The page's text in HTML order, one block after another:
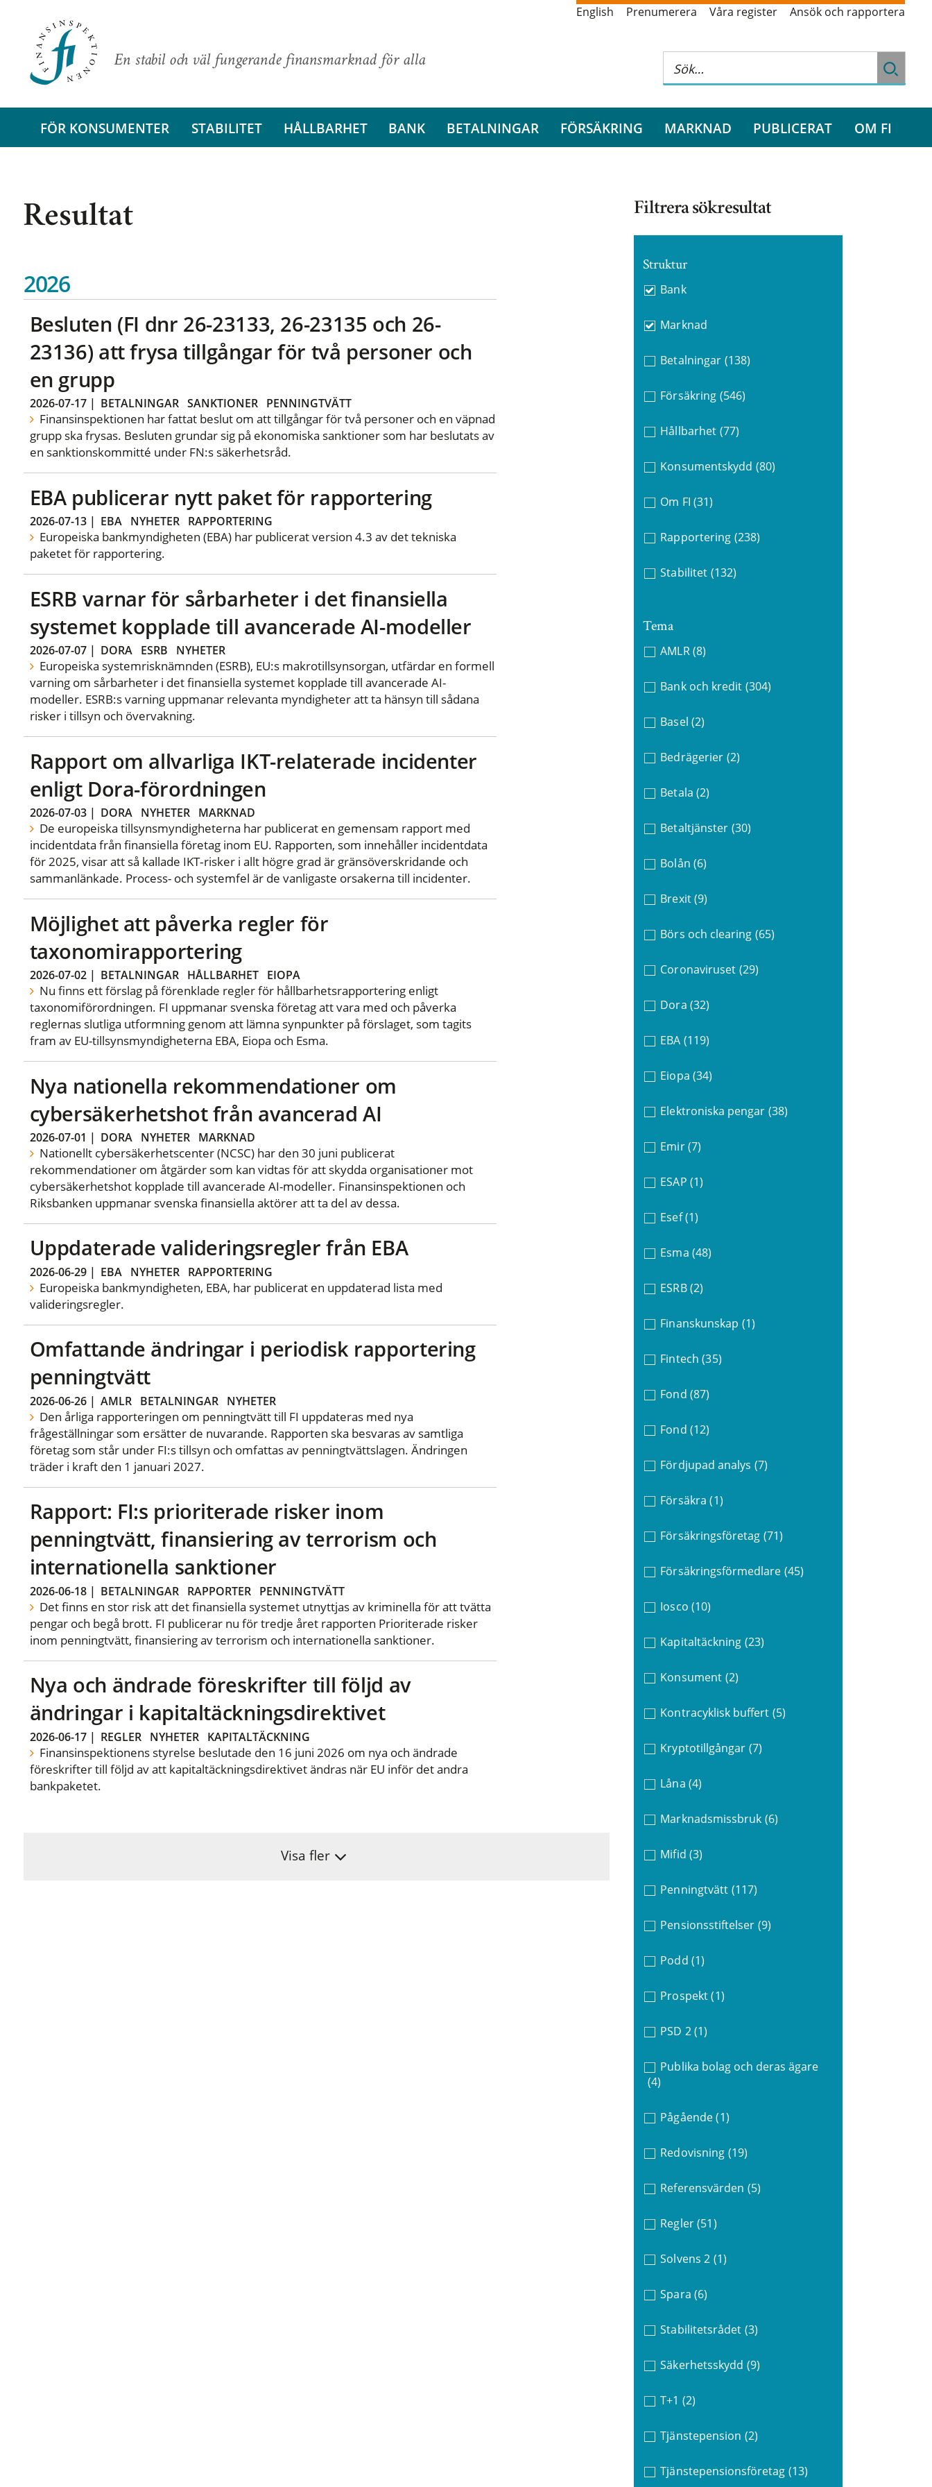
En stabil och väl fungerande finansmarknad för alla
English Prenumerera Våra register Ansök och rapportera
FÖR KONSUMENTER STABILITET HÅLLBARHET BANK BETALNINGAR FÖRSÄKRING MARKNAD PUBLICERAT OM FI
Resultat
2026
Besluten (FI dnr 26-23133, 26-23135 och 26-
23136) att frysa tillgångar för två personer och
en grupp
2026-07-17| BETALNINGAR SANKTIONER PENNINGTVÄTT
Finansinspektionen har fattat beslut om att tillgångar för två personer och en väpnad
grupp ska frysas. Besluten grundar sig på ekonomiska sanktioner som har beslutats av
en sanktionskommitté under FN:s säkerhetsråd.
EBA publicerar nytt paket för rapportering
2026-07-13| EBA NYHETER RAPPORTERING
Europeiska bankmyndigheten (EBA) har publicerat version 4.3 av det tekniska
paketet för rapportering.
ESRB varnar för sårbarheter i det finansiella
systemet kopplade till avancerade AI-modeller
2026-07-07| DORA ESRB NYHETER
Europeiska systemrisknämnden (ESRB), EU:s makrotillsynsorgan, utfärdar en formell
varning om sårbarheter i det finansiella systemet kopplade till avancerade AI-
modeller. ESRB:s varning uppmanar relevanta myndigheter att ta hänsyn till sådana
risker i tillsyn och övervakning.
Rapport om allvarliga IKT-relaterade incidenter
enligt Dora-förordningen
2026-07-03| DORA NYHETER MARKNAD
De europeiska tillsynsmyndigheterna har publicerat en gemensam rapport med
incidentdata från finansiella företag inom EU. Rapporten, som innehåller incidentdata
för 2025, visar att så kallade IKT‑risker i allt högre grad är gränsöverskridande och
sammanlänkade. Process- och systemfel är de vanligaste orsakerna till incidenter.
Möjlighet att påverka regler för
taxonomirapportering
2026-07-02| BETALNINGAR HÅLLBARHET EIOPA
Nu finns ett förslag på förenklade regler för hållbarhetsrapportering enligt
taxonomiförordningen. FI uppmanar svenska företag att vara med och påverka
reglernas slutliga utformning genom att lämna synpunkter på förslaget, som tagits
fram av EU-tillsynsmyndigheterna EBA, Eiopa och Esma.
Nya nationella rekommendationer om
cybersäkerhetshot från avancerad AI
2026-07-01 | DORA NYHETER MARKNAD
Nationellt cybersäkerhetscenter (NCSC) har den 30 juni publicerat
rekommendationer om åtgärder som kan vidtas för att skydda organisationer mot
cybersäkerhetshot kopplade till avancerade AI-modeller. Finansinspektionen och
Riksbanken uppmanar svenska finansiella aktörer att ta del av dessa.
Uppdaterade valideringsregler från EBA
2026-06-29| EBA NYHETER RAPPORTERING
Europeiska bankmyndigheten, EBA, har publicerat en uppdaterad lista med
valideringsregler.
Omfattande ändringar i periodisk rapportering
penningtvätt
2026-06-26| AMLR BETALNINGAR NYHETER
Den årliga rapporteringen om penningtvätt till FI uppdateras med nya
frågeställningar som ersätter de nuvarande. Rapporten ska besvaras av samtliga
företag som står under FI:s tillsyn och omfattas av penningtvättslagen. Ändringen
träder i kraft den 1 januari 2027.
Rapport: FI:s prioriterade risker inom
penningtvätt, finansiering av terrorism och
internationella sanktioner
2026-06-18| BETALNINGAR RAPPORTER PENNINGTVÄTT
Det finns en stor risk att det finansiella systemet utnyttjas av kriminella för att tvätta
pengar och begå brott. FI publicerar nu för tredje året rapporten Prioriterade risker
inom penningtvätt, finansiering av terrorism och internationella sanktioner.
Nya och ändrade föreskrifter till följd av
ändringar i kapitaltäckningsdirektivet
2026-06-17| REGLER NYHETER KAPITALTÄCKNING
Finansinspektionens styrelse beslutade den 16 juni 2026 om nya och ändrade
föreskrifter till följd av att kapitaltäckningsdirektivet ändras när EU inför det andra
bankpaketet.
Visa fler
Filtrera sökresultat
Struktur
Bank
Marknad
Betalningar (138)
Försäkring (546)
Hållbarhet (77)
Konsumentskydd (80)
Om FI (31)
Rapportering (238)
Stabilitet (132)
Tema
AMLR (8)
Bank och kredit (304)
Basel (2)
Bedrägerier (2)
Betala (2)
Betaltjänster (30)
Bolån (6)
Brexit (9)
Börs och clearing (65)
Coronaviruset (29)
Dora (32)
EBA (119)
Eiopa (34)
Elektroniska pengar (38)
Emir (7)
ESAP (1)
Esef (1)
Esma (48)
ESRB (2)
Finanskunskap (1)
Fintech (35)
Fond (87)
Fond (12)
Fördjupad analys (7)
Försäkra (1)
Försäkringsföretag (71)
Försäkringsförmedlare (45)
Iosco (10)
Kapitaltäckning (23)
Konsument (2)
Kontracyklisk buffert (5)
Kryptotillgångar (7)
Låna (4)
Marknadsmissbruk (6)
Mifid (3)
Penningtvätt (117)
Pensionsstiftelser (9)
Podd (1)
Prospekt (1)
PSD 2 (1)
Publika bolag och deras ägare
(4)
Pågående (1)
Redovisning (19)
Referensvärden (5)
Regler (51)
Solvens 2 (1)
Spara (6)
Stabilitetsrådet (3)
Säkerhetsskydd (9)
T+1 (2)
Tjänstepension (2)
Tjänstepensionsföretag (13)